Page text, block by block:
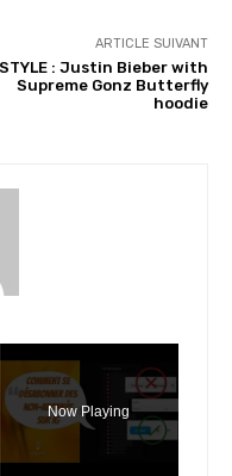
ARTICLE SUIVANT
STYLE : Justin Bieber with
Supreme Gonz Butterfly
hoodie
Now Playing